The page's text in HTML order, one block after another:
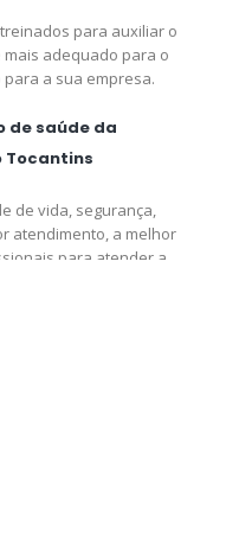
para auxiliar o
adequado para o
a sua empresa.
de saúde da
Tocantins
de vida, segurança,
atendimento, a melhor
para atender a